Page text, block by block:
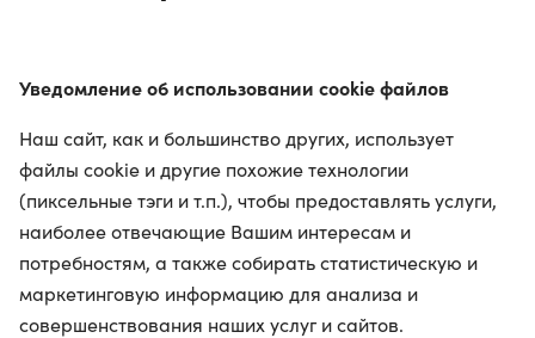
Уведомление об использовании cookie файлов
Наш сайт, как и большинство других, использует
файлы cookie и другие похожие технологии
(пиксельные тэги и т.п.), чтобы предоставлять услуги,
наиболее отвечающие Вашим интересам и
потребностям, а также собирать статистическую и
маркетинговую информацию для анализа и
совершенствования наших услуг и сайтов.